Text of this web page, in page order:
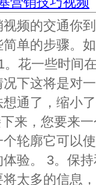
频的交通你
单的步骤。
花一些时间
下这将是对
通了，缩小
来，您要来
轮廓它可以
验。 3。保
太多的信息